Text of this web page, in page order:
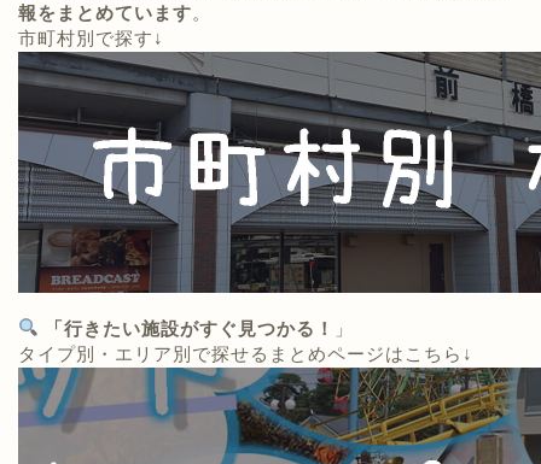
報をまとめています。
市町村別で探す↓
「行きたい施設がすぐ見つかる！
」
タイプ別・エリア別で探せるまとめページはこちら↓